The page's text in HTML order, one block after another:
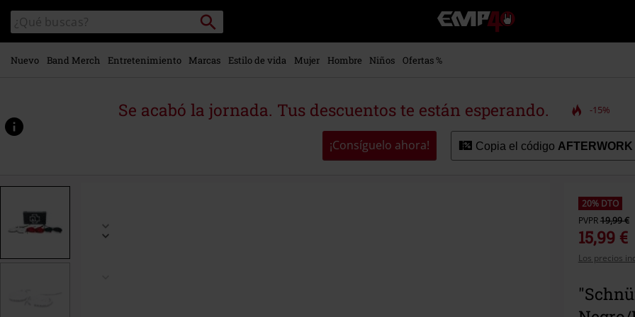
contenido
principal
Buscar
en
el
catálogo
Buscar
EMP
-
Música,
Merch
Ropa
Alternativa
Nuevo Band Merch Entretenimiento Marcas Estilo de vida Mujer Hombre Niños Ofertas %
Se acabó la jornada. Tus descuentos te están esperando. -15%
¡Consíguelo ahora! Copia el código AFTERWORK
www.emp-
551590St.html
20% DTO
PVPR19,99 €
15,99 €
Los precios